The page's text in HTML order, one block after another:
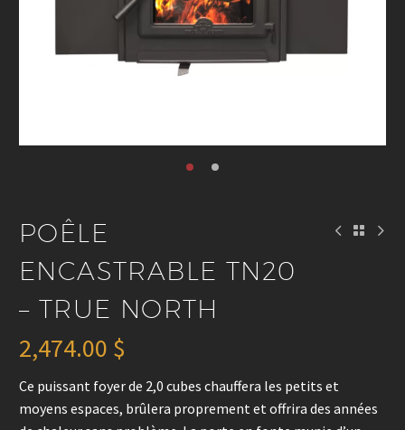
POÊLE
ENCASTRABLE TN20
– TRUE NORTH
2,474.00 $
Ce puissant foyer de 2,0 cubes chauffera les petits et
moyens espaces, brûlera proprement et offrira des années